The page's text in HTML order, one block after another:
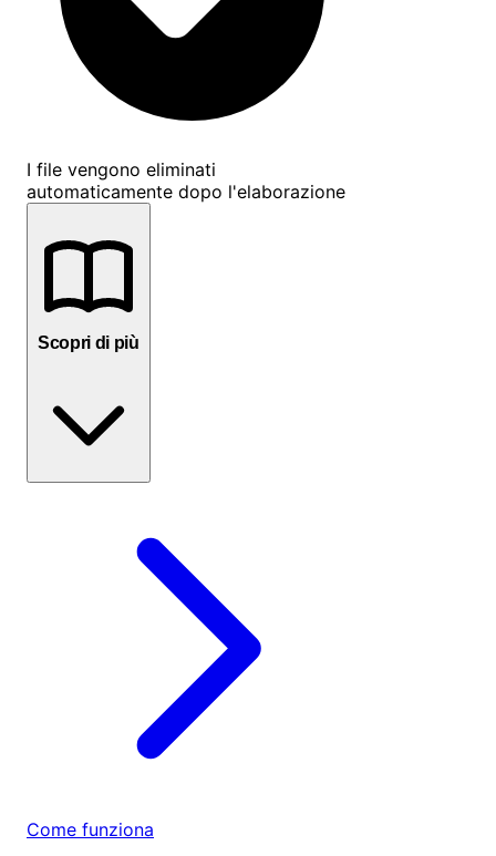
I file vengono eliminati
automaticamente dopo l'elaborazione
Scopri di più
Come funziona